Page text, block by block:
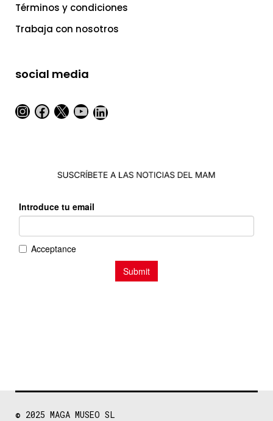
Términos y condiciones
Trabaja con nosotros
social media
Instagram
Facebook
X YouTube
LinkedIn
© 2025 MAGA MUSEO SL